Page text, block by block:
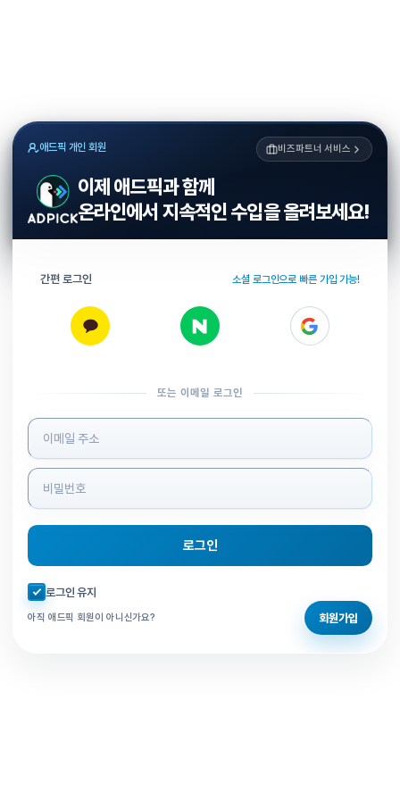
애드픽 개인 회원 비즈파트너 서비스
이제 애드픽과 함께
온라인에서 지속적인 수입을 올려보세요!
간편 로그인 소셜 로그인으로 빠른 가입 가능!
또는 이메일 로그인
로그인 정보 입력
로그인
자동로그인 체크
로그인 유지
아직 애드픽 회원이 아니신가요? 회원가입